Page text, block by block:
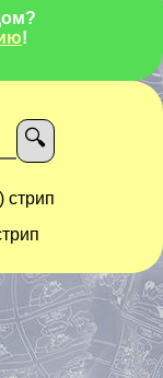
!
стрип